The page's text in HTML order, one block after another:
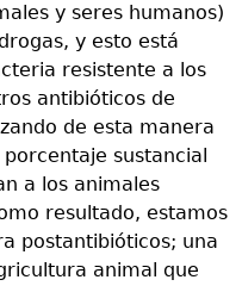
y seres humanos)
y esto está
resistente a los
antibióticos de
de esta manera
sustancial
a los animales
resultado, estamos
postantibióticos; una
animal que